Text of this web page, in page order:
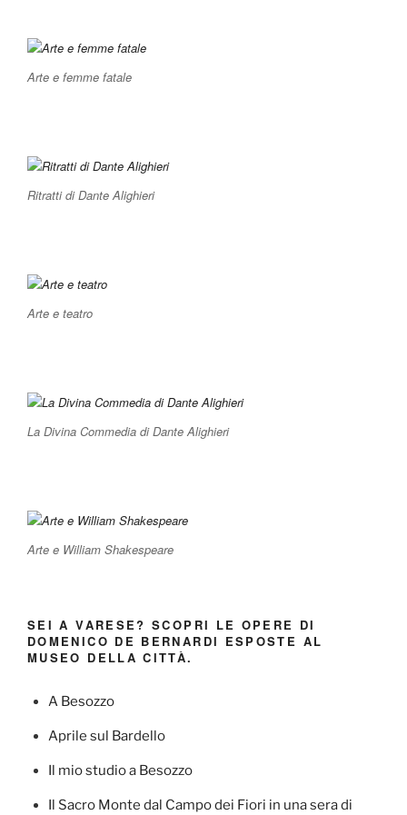
Arte e femme fatale
Ritratti di Dante Alighieri
Arte e teatro
La Divina Commedia di Dante Alighieri
Arte e William Shakespeare
SEI A VARESE? SCOPRI LE OPERE DI
DOMENICO DE BERNARDI ESPOSTE AL
MUSEO DELLA CITTÀ.
A Besozzo
Aprile sul Bardello
Il mio studio a Besozzo
Il Sacro Monte dal Campo dei Fiori in una sera di